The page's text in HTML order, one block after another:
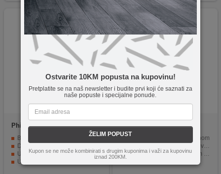
Ostvarite 10KM popusta na kupovinu!
Pretplatite se na naš newsletter i budite prvi koji će saznati za
naše popuste i specijalne ponude.
ŽELIM POPUST
Kupon se ne može kombinirati s drugim kuponima i važi za kupovinu
iznad 200KM.
Philips TAH4205WT/00
BASS za impresivan zvuk
Do 29 sati reprodukcije
Ugrađeni mikrofon za pozive
USB-C kabel za jednostavno punjenje
MeanIT SLUNI8
Stereo slušalice sa mikrofonom
Integriran mikrofon za razgovore
Tipka za upravljanje zvukom i redosljedom pjesama
Redukcija vanjskih zvukova